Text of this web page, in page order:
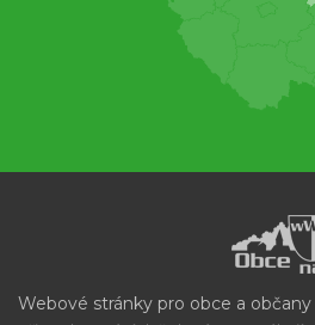
Webové stránky pro obce a